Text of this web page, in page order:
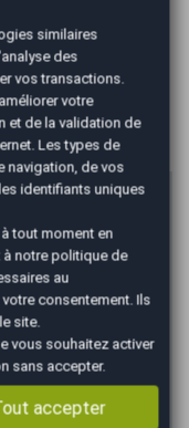
sans acompte ✍
annonces merci
€
similaires
des
vos transactions.
votre
et de la validation de
Les types de
navigation, de vos
identifiants uniques
tout moment en
à notrepolitique de
au
consentement. Ils
site.
vous souhaitez activer
sans accepter.
accepter